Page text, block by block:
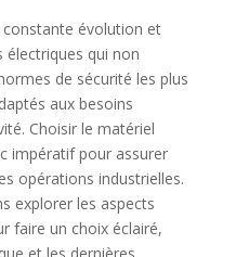
constante évolution et
électriques qui non
de sécurité les plus
aux besoins
Choisir le matériel
impératif pour assurer
opérations industrielles.
explorer les aspects
faire un choix éclairé,